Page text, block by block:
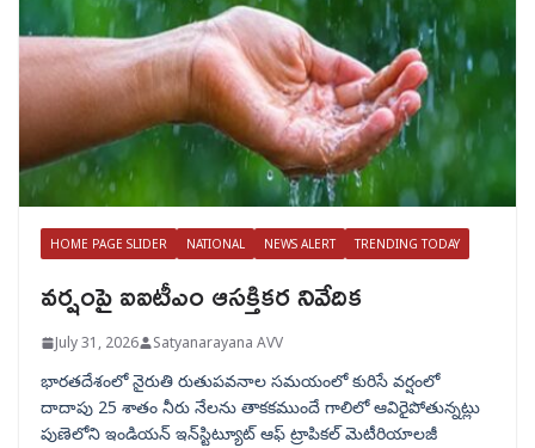
HOME PAGE SLIDER NATIONAL NEWS ALERT TRENDING TODAY
వర్షంపై ఐఐటీఎం ఆసక్తికర నివేదిక
July 31, 2026 Satyanarayana AVV
భారతదేశంలో నైరుతి రుతుపవనాల సమయంలో కురిసే వర్షంలో
దాదాపు 25 శాతం నీరు నేలను తాకకముందే గాలిలో ఆవిరైపోతున్నట్లు
పుణెలోని ఇండియన్ ఇన్‌స్టిట్యూట్ ఆఫ్ ట్రాపికల్ మెటీరియాలజీ